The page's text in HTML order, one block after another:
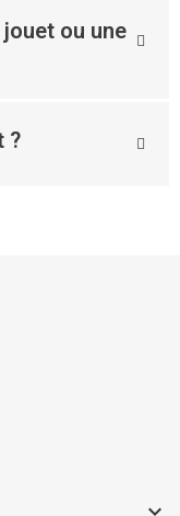
ou une
?